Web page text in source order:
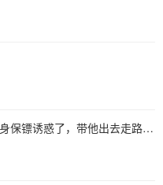
我居然把比奇国王的贴身保镖诱惑了，带他出去走路都带风啊